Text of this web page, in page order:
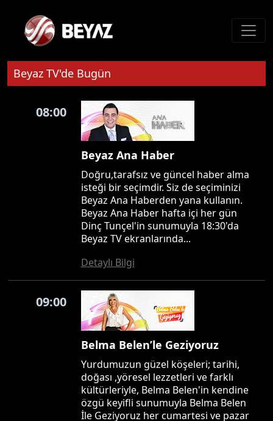
Beyaz TV'de Bugün
08:00
Beyaz Ana Haber
Doğru,tarafsız ve güncel haber alma
isteği bir seçimdir. Siz de seçiminizi
Beyaz Ana Haberden yana kullanın.
Beyaz Ana Haber hafta içi her gün
Dinç Tunçel'in sunumuyla 18:30'da
Beyaz TV ekranlarında...
Detaylı Bilgi
09:00
Belma Belen’le Geziyoruz
Yurdumuzun güzel köşeleri; tarihi,
doğası ,yöresel lezzetleri ve farklı
kültürleriyle, Belma Belen'in kendine
özgü keyifli sunumuyla Belma Belen
İle Geziyoruz her cumartesi ve pazar